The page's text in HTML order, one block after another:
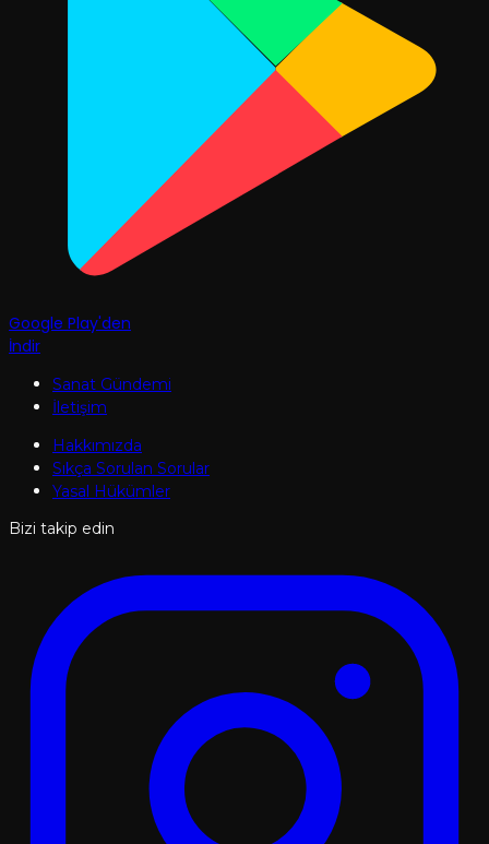
Google Play'den
İndir
Sanat Gündemi
İletişim
Hakkımızda
Sıkça Sorulan Sorular
Yasal Hükümler
Bizi takip edin